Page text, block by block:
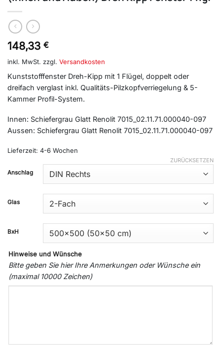
148,33 €
inkl. MwSt. zzgl. Versandkosten
Kunststofffenster Dreh-Kipp mit 1 Flügel, doppelt oder
dreifach verglast inkl. Qualitäts-Pilzkopfverriegelung & 5-
Kammer Profil-System.
Innen: Schiefergrau Glatt Renolit 7015_02.11.71.000040-097
Aussen: Schiefergrau Glatt Renolit 7015_02.11.71.000040-097
Lieferzeit: 4-6 Wochen
Anschlag
Glas
BxH
ZURÜCKSETZEN
Hinweise und Wünsche
Bitte geben Sie hier Ihre Anmerkungen oder Wünsche ein
(maximal 10000 Zeichen)